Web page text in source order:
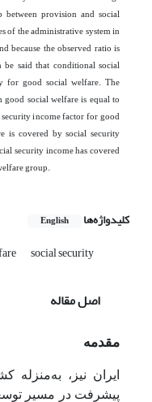
between provision and social
of the administrative system in
because the observed ratio is
said that conditional social
for good social welfare. The
social welfare is equal to
income factor for good
is covered by social security
security income has covered
group.
کلیدواژه‌ها English
social security
اصل مقاله
مقدمه
ایران نیز، به‌منزله
پیشرفت در مسیر